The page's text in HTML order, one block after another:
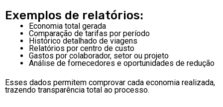
Exemplos de relatórios:
Economia total gerada
Comparação de tarifas por período
Histórico detalhado de viagens
Relatórios por centro de custo
Gastos por colaborador, setor ou projeto
Análise de fornecedores e oportunidades de redução
Esses dados permitem comprovar cada economia realizada,
trazendo transparência total ao processo.